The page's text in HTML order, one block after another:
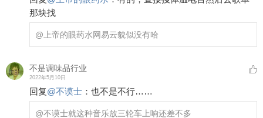
那块找
@上帝的眼药水网易云貌似没有哈
不是调味品行业
2022年5月10日
回复@不谟士 ： 也不是不行……
@不谟士就这种音乐放三轮车上响还差不多